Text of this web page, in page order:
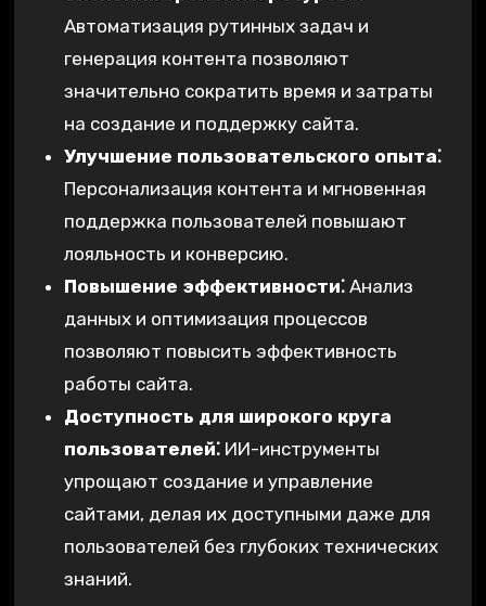
Автоматизация рутинных задач и
генерация контента позволяют
значительно сократить время и затраты
на создание и поддержку сайта.
Улучшение пользовательского опыта⁚
Персонализация контента и мгновенная
поддержка пользователей повышают
лояльность и конверсию.
Повышение эффективности⁚Анализ
данных и оптимизация процессов
позволяют повысить эффективность
работы сайта.
Доступность для широкого круга
пользователей⁚ИИ-инструменты
упрощают создание и управление
сайтами, делая их доступными даже для
пользователей без глубоких технических
знаний.